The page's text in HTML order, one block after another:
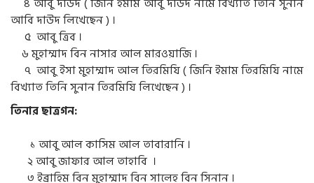
আবি দাউদ লিখেছেন ) ।
৫ আবু ত্রিব ।
৬ মুহাম্মাদ বিন নাসার আল মারওয়াজি ।
৭ আবু ইসা মুহাম্মাদ আল তিরমিযি ( জিনি ইমাম তিরমিযি নামে
বিখ্যাত তিনি সুনান তিরমিযি লিখেছেন ) ।
তিনার ছাত্রগন:
১ আবু আল কাসিম আল তাবারানি ।
২ আবু জাফার আল তাহাবি ।
৩ ইব্রাহিম বিন মুহাম্মাদ বিন সালেহ বিন সিনান ।